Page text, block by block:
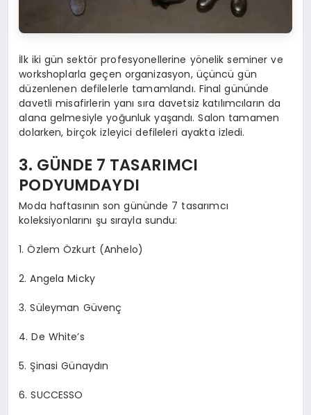
İlk iki gün sektör profesyonellerine yönelik seminer ve
workshoplarla geçen organizasyon, üçüncü gün
düzenlenen defilelerle tamamlandı. Final gününde
davetli misafirlerin yanı sıra davetsiz katılımcıların da
alana gelmesiyle yoğunluk yaşandı. Salon tamamen
dolarken, birçok izleyici defileleri ayakta izledi.
3. GÜNDE 7 TASARIMCI
PODYUMDAYDI
Moda haftasının son gününde 7 tasarımcı
koleksiyonlarını şu sırayla sundu:
1. Özlem Özkurt (Anhelo)
2. Angela Micky
3. Süleyman Güvenç
4. De White’s
5. Şinasi Günaydın
6. SUCCESSO